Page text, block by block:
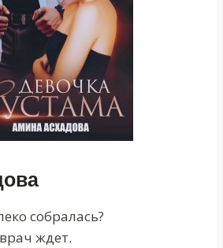
собралась?
ждет.